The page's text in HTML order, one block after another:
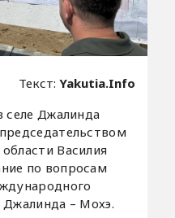
Текст:Yakutia.Info
селе Джалинда
Василия
по вопросам
Джалинда – Мохэ.